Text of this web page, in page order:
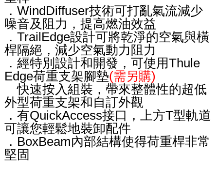
．WindDiffuser技術可打亂氣流減少
噪音及阻力，提高燃油效益
．TrailEdge設計可將乾淨的空氣與橫
桿隔絕，減少空氣動力阻力
．經特別設計和開發，可使用Thule
Edge荷重支架腳墊(需另購)
快速按入組裝，帶來整體性的超低
外型荷重支架和自訂外觀
．有QuickAccess接口，上方T型軌道
可讓您輕鬆地裝卸配件
．BoxBeam內部結構使得荷重桿非常
堅固